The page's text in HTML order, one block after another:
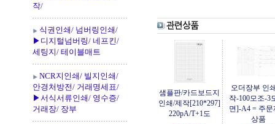
작/
식권인쇄/ 넘버링인쇄/
▶디지털넘버링/ 네프킨/
세팅지/ 테이블매트
NCR지인쇄/ 빌지인쇄/
안경처방전/ 거래명세표/
▶서식서류인쇄/ 영수증/
거래장/ 장부
샘플판/카드보드지
인쇄/제작[210*297]
220pA/T+1도
오더장부 인
작-100모조-3
면]-A4 = 주문
상품